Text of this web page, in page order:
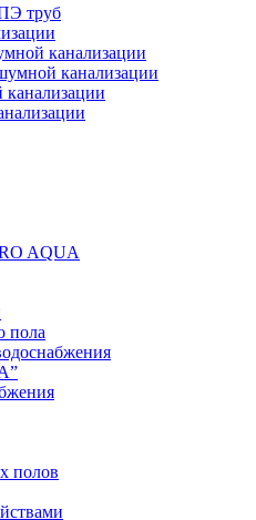
труб
канализации
канализации
AQUA
пола
полов